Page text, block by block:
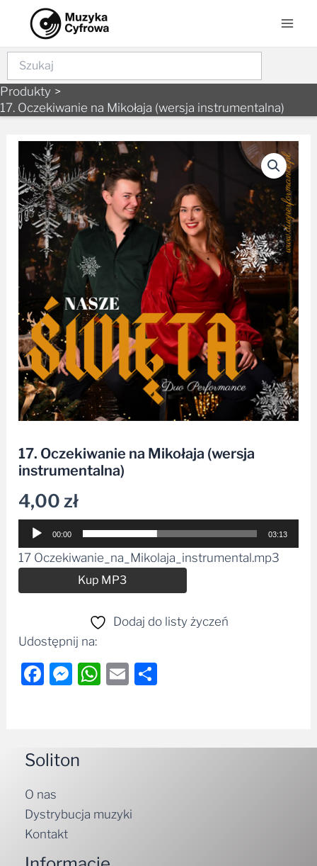
content
Szukaj
Produkty
17. Oczekiwanie na Mikołaja (wersja instrumentalna)
17. Oczekiwanie na Mikołaja (wersja
instrumentalna)
4,00zł
Odtwarzacz
plików
dźwiękowych
00:00 03:13
17 Oczekiwanie_na_Mikolaja_instrumental.mp3
Kup MP3
Dodaj do listy życzeń
Udostępnij na:
Facebook
Messenger
WhatsApp
Email
Soliton
O nas
Dystrybucja muzyki
Kontakt